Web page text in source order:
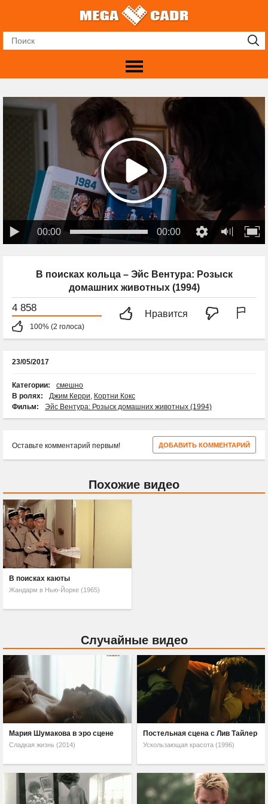
00:00 00:00
В поисках кольца – Эйс Вентура: Розыск
домашних животных (1994)
4 858
100% (2 голоса)
Нравится
23/05/2017
Категории:
смешно
В ролях:
Джим Керри, Кортни Кокс
Фильм:
Эйс Вентура: Розыск домашних животных (1994)
ДОБАВИТЬ КОММЕНТАРИЙ
Оставьте комментарий первым!
Похожие видео
В поисках каюты
Жандарм в Нью-Йорке (1965)
Случайные видео
Мария Шумакова в эро сцене
Сладкая жизнь (2014)
Постельная сцена с Лив Тайлер
Ускользающая красота (1996)